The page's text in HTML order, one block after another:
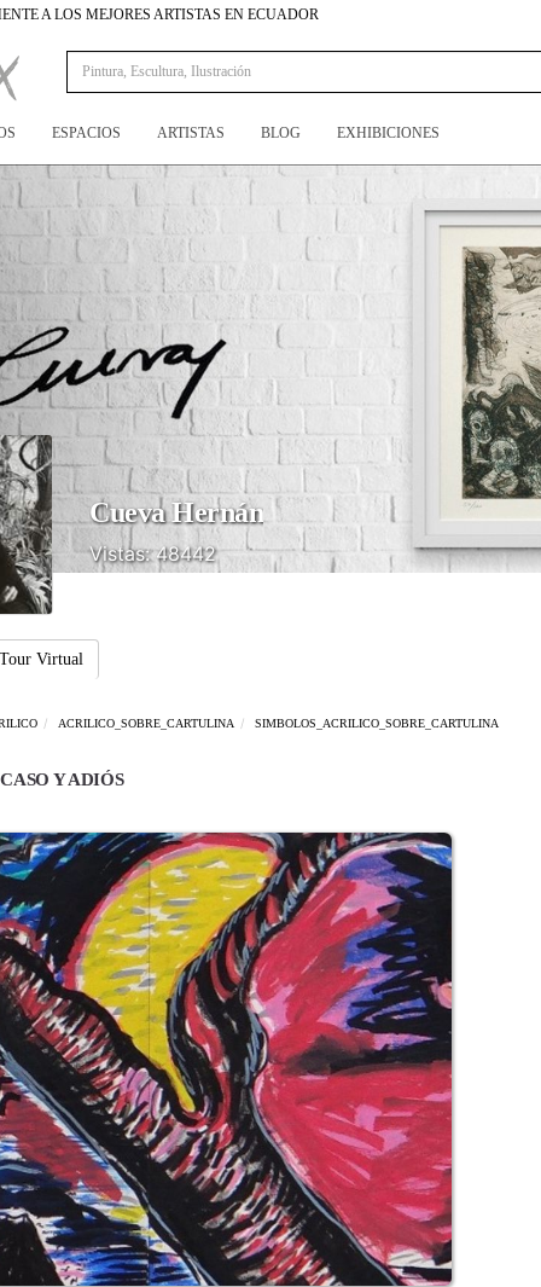
A LOS MEJORES ARTISTAS EN ECUADOR
ESPACIOS ARTISTAS BLOG EXHIBICIONES
Cueva Hernán
Vistas: 48442
Tour Virtual
ACRILICO_SOBRE_CARTULINA SIMBOLOS_ACRILICO_SOBRE_CARTULINA
Y ADIÓS